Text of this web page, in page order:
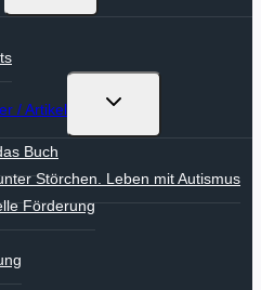
/ Artikel
Untermenü
Buch
Störchen. Leben mit Autismus
Förderung